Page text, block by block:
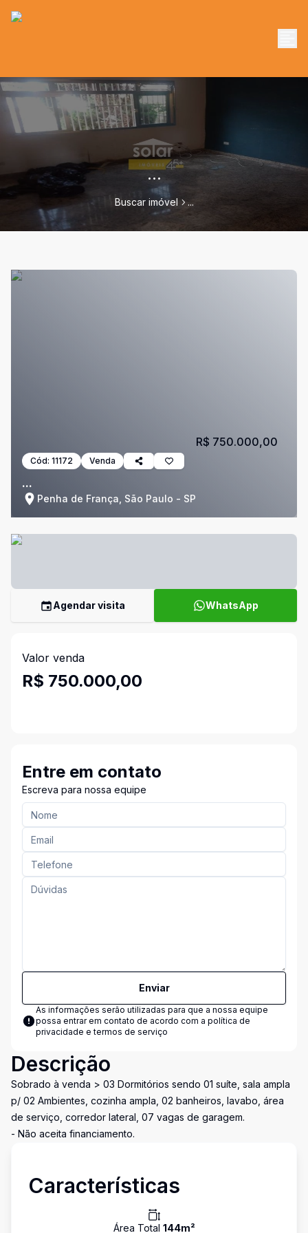
...
Buscar imóvel ...
Cód: 11172 Venda
...
Penha de França, São Paulo - SP
R$ 750.000,00
Agendar visita WhatsApp
Valor venda
R$ 750.000,00
Entre em contato
Escreva para nossa equipe
Enviar
As informações serão utilizadas para que a nossa equipe
possa entrar em contato de acordo com a política de
privacidade e termos de serviço
Descrição
Sobrado à venda > 03 Dormitórios sendo 01 suíte, sala ampla
p/ 02 Ambientes, cozinha ampla, 02 banheiros, lavabo, área
de serviço, corredor lateral, 07 vagas de garagem.
- Não aceita financiamento.
Características
Área Total 144m²